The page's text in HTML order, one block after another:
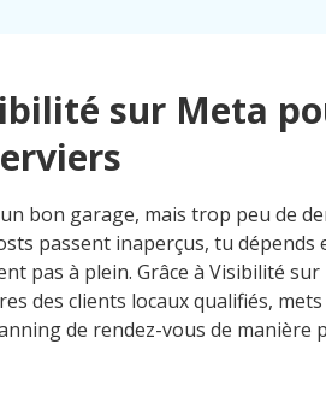
sur Meta
bon garage, mais trop peu de
passent inaperçus, tu
pas à plein. Grâce à Visibilité
des clients locaux qualifiés,
de rendez-vous de manière